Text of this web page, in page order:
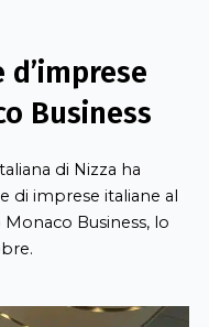
Business
di Nizza ha
di imprese italiane al
Business, lo